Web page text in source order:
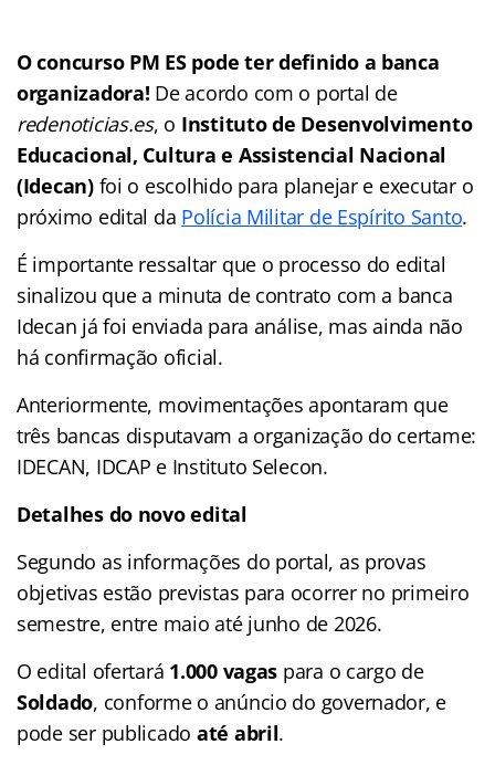
O concurso PM ES pode ter definido a banca
organizadora! De acordo com o portal de
redenoticias.es, o Instituto de Desenvolvimento
Educacional, Cultura e Assistencial Nacional
(Idecan) foi o escolhido para planejar e executar o
próximo edital da Polícia Militar de Espírito Santo.
É importante ressaltar que o processo do edital
sinalizou que a minuta de contrato com a banca
Idecan já foi enviada para análise, mas ainda não
há confirmação oficial.
Anteriormente, movimentações apontaram que
três bancas disputavam a organização do certame:
IDECAN, IDCAP e Instituto Selecon.
Detalhes do novo edital
Segundo as informações do portal, as provas
objetivas estão previstas para ocorrer no primeiro
semestre, entre maio até junho de 2026.
O edital ofertará 1.000 vagas para o cargo de
Soldado, conforme o anúncio do governador, e
pode ser publicado até abril.